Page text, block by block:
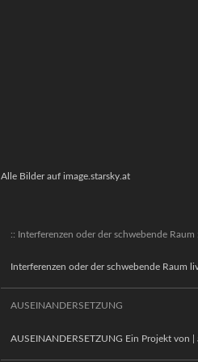
Alle Bilder auf image.starsky.at
:: Interferenzen oder der schwebende Raum
Interferenzen oder der schwebende
AUSEINANDERSETZUNG
AUSEINANDERSETZUNG Ein Projekt von